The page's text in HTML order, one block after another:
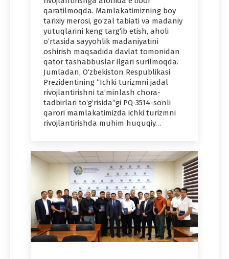
qaratilmoqda. Mamlakatimizning boy
tarixiy merosi, go‘zal tabiati va madaniy
yutuqlarini keng targ‘ib etish, aholi
o‘rtasida sayyohlik madaniyatini
oshirish maqsadida davlat tomonidan
qator tashabbuslar ilgari surilmoqda.
Jumladan, O‘zbekiston Respublikasi
Prezidentining “Ichki turizmni jadal
rivojlantirishni ta’minlash chora-
tadbirlari to‘g‘risida”gi PQ-3514-sonli
qarori mamlakatimizda ichki turizmni
rivojlantirishda muhim huquqiy…